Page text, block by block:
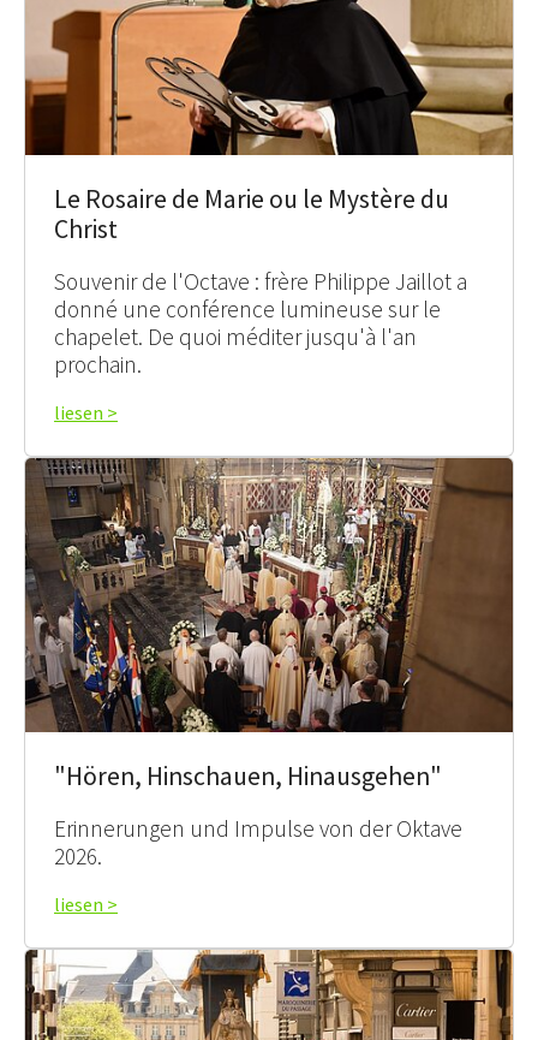
Le Rosaire de Marie ou le Mystère du
Christ
Souvenir de l'Octave : frère Philippe Jaillot a
donné une conférence lumineuse sur le
chapelet. De quoi méditer jusqu'à l'an
prochain.
liesen >
"Hören, Hinschauen, Hinausgehen"
Erinnerungen und Impulse von der Oktave
2026.
liesen >